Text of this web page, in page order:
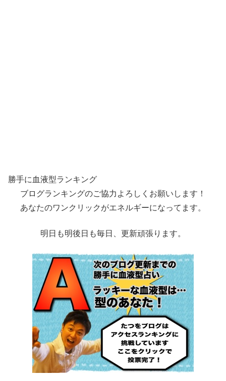
勝手に血液型ランキング
ブログランキングのご協力よろしくお願いします！
あなたのワンクリックがエネルギーになってます。
明日も明後日も毎日、更新頑張ります。